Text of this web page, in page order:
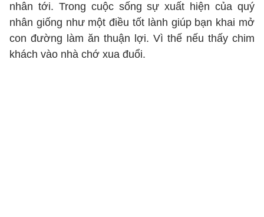
nhân tới. Trong cuộc sống sự xuất hiện của quý
nhân giống như một điều tốt lành giúp bạn khai mở
con đường làm ăn thuận lợi. Vì thế nếu thấy chim
khách vào nhà chớ xua đuổi.